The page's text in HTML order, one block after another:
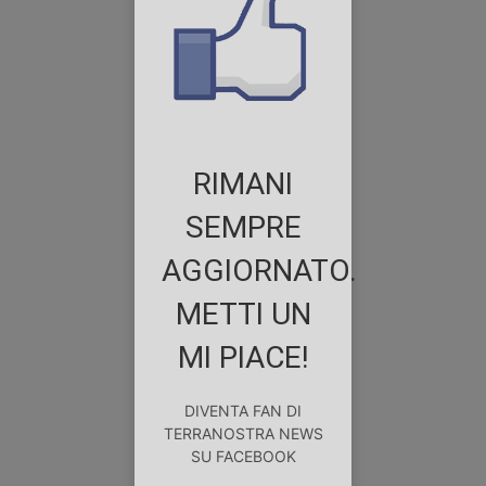
RIMANI
SEMPRE
AGGIORNATO.
METTI UN
MI PIACE!
DIVENTA FAN DI
TERRANOSTRA NEWS
SU FACEBOOK